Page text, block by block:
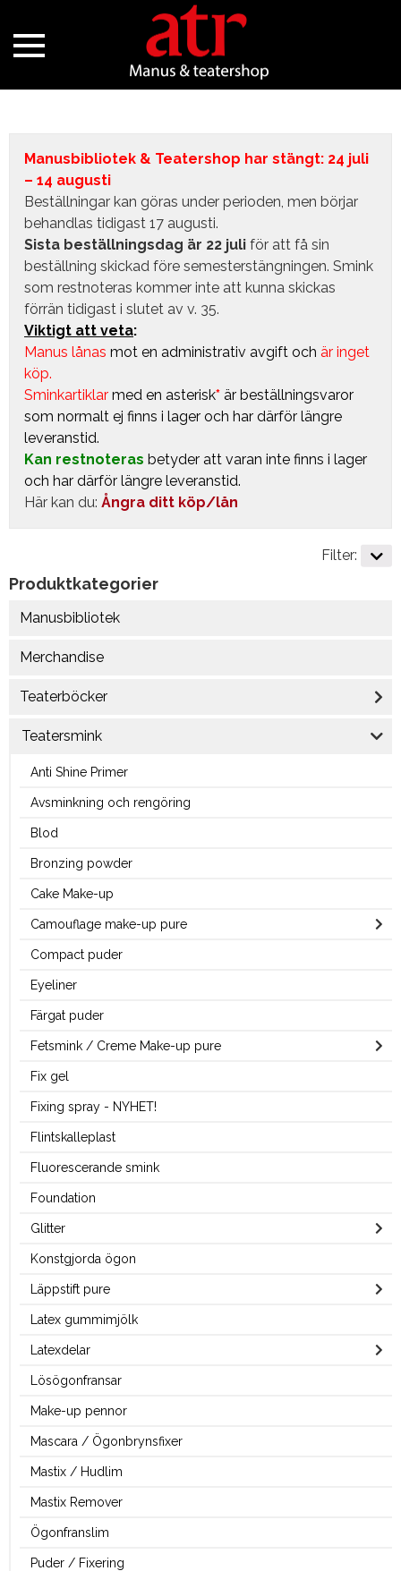
Manusbibliotek & Teatershop har stängt: 24 juli
– 14 augusti
Beställningar kan göras under perioden, men börjar
behandlas tidigast 17 augusti.
Sista beställningsdag är 22 juli för att få sin
beställning skickad före semesterstängningen. Smink
som restnoteras kommer inte att kunna skickas
förrän tidigast i slutet av v. 35.
Viktigt att veta:
Manus lånas mot en administrativ avgift och är inget
köp.
Sminkartiklar med en asterisk* är beställningsvaror
som normalt ej finns i lager och har därför längre
leveranstid.
Kan restnoteras betyder att varan inte finns i lager
och har därför längre leveranstid.
Här kan du: Ångra ditt köp/lån
Produktkategorier
Manusbibliotek
Merchandise
Teaterböcker
Teatersmink
Anti Shine Primer
Avsminkning och rengöring
Blod
Bronzing powder
Cake Make-up
Camouflage make-up pure
Compact puder
Eyeliner
Färgat puder
Fetsmink / Creme Make-up pure
Fix gel
Fixing spray - NYHET!
Flintskalleplast
Fluorescerande smink
Foundation
Glitter
Konstgjorda ögon
Läppstift pure
Latex gummimjölk
Latexdelar
Lösögonfransar
Make-up pennor
Mascara / Ögonbrynsfixer
Mastix / Hudlim
Mastix Remover
Ögonfranslim
Puder / Fixering
Filter: